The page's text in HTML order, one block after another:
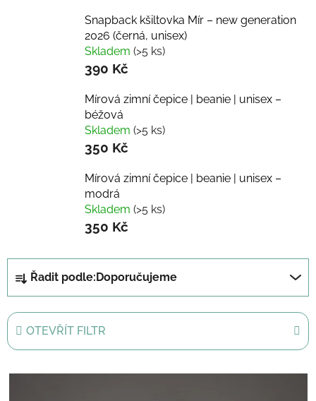
Snapback kšiltovka Mír – new generation
2026 (černá, unisex)
Skladem (>5 ks)
390 Kč
Mírová zimní čepice | beanie | unisex –
béžová
Skladem (>5 ks)
350 Kč
Mírová zimní čepice | beanie | unisex –
modrá
Skladem (>5 ks)
350 Kč
a
z
e
n
p
Řadit podle: Doporučujeme
OTEVŘÍT FILTR
V